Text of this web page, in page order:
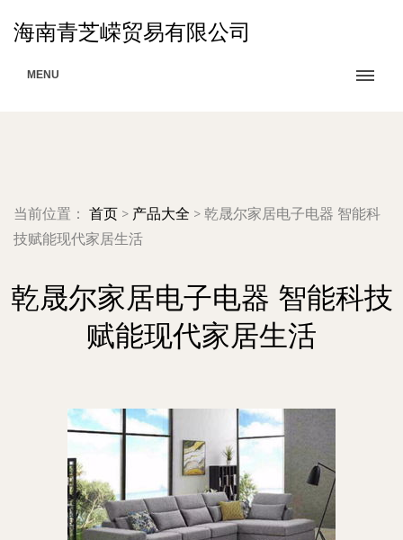
海南青芝嵘贸易有限公司
MENU
当前位置： 首页 > 产品大全 > 乾晟尔家居电子电器 智能科
技赋能现代家居生活
乾晟尔家居电子电器 智能科技
赋能现代家居生活